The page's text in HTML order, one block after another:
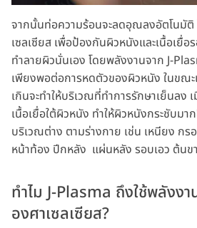
จากนั้นท่อความร้อนจะลดอุณลงอัตโนมัติ
เซลเซียส เพื่อป้องกันผิวหนังและเนื้อเยื่อ
ทำลายผิวนั่นเอง โดยพลังงานจาก J-
เพียงพอต่อการหดตัวของผิวหนัง ในขณ
เกินจะทำให้บริเวณที่ทำการรักษาเย็นลง
เนื้อเยื่อใต้ผิวหนัง ทำให้ผิวหนังกระชับมา
บริเวณต่าง ตามร่างกาย เช่น เหนียง ก
หน้าท้อง ปีกหลัง แผ่นหลัง รอบเอว ต้นข
ทำไม J-Plasma ถึงใช้พลังง
องศาเซลเซียส?